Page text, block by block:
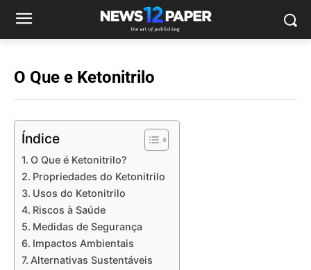
O Que e Ketonitrilo
Índice
O Que é Ketonitrilo?
Propriedades do Ketonitrilo
Usos do Ketonitrilo
Riscos à Saúde
Medidas de Segurança
Impactos Ambientais
Alternativas Sustentáveis